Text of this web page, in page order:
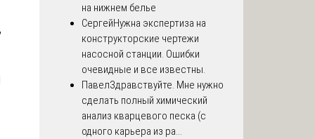
,
на нижнем белье
СергейНужна экспертиза на
конструкторские чертежи
насосной станции. Ошибки
очевидные и все известны.
ПавелЗдравствуйте. Мне нужно
сделать полный химический
анализ кварцевого песка (с
одного карьера из ра...